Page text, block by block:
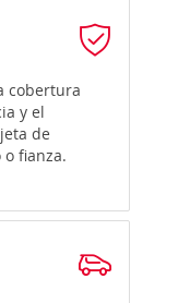
cobertura
y el
de
fianza.